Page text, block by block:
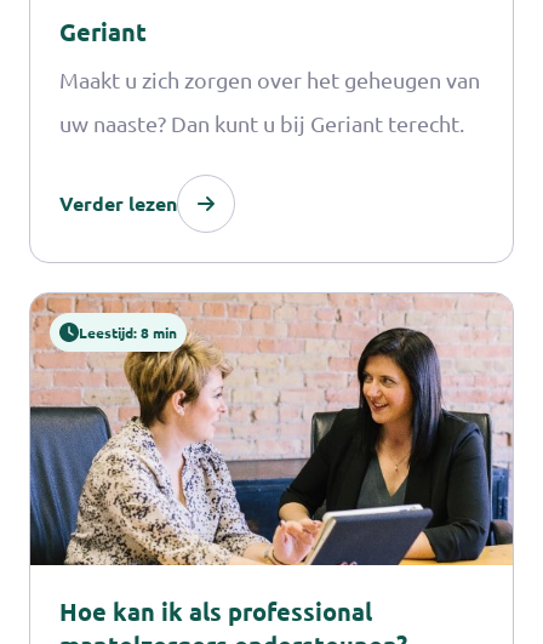
Geriant
Maakt u zich zorgen over het geheugen van
uw naaste? Dan kunt u bij Geriant terecht.
Verder lezen
Leestijd: 8 min
Hoe kan ik als professional